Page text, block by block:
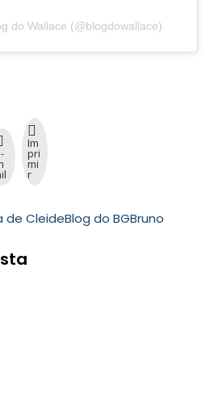
do Wallace (@blogdowallace)
Im
pri
mi
r
de CleideBlog do BGBruno